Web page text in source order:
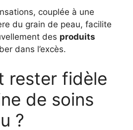
couplée à une
du grain de peau, facilite
des produits
dans l’excès.
rester fidèle
de soins
?